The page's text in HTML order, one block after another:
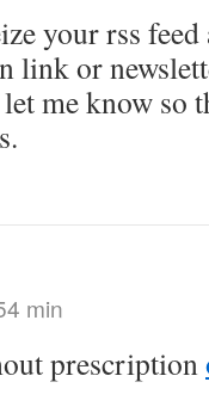
your rss
link or
me know so
min
prescription